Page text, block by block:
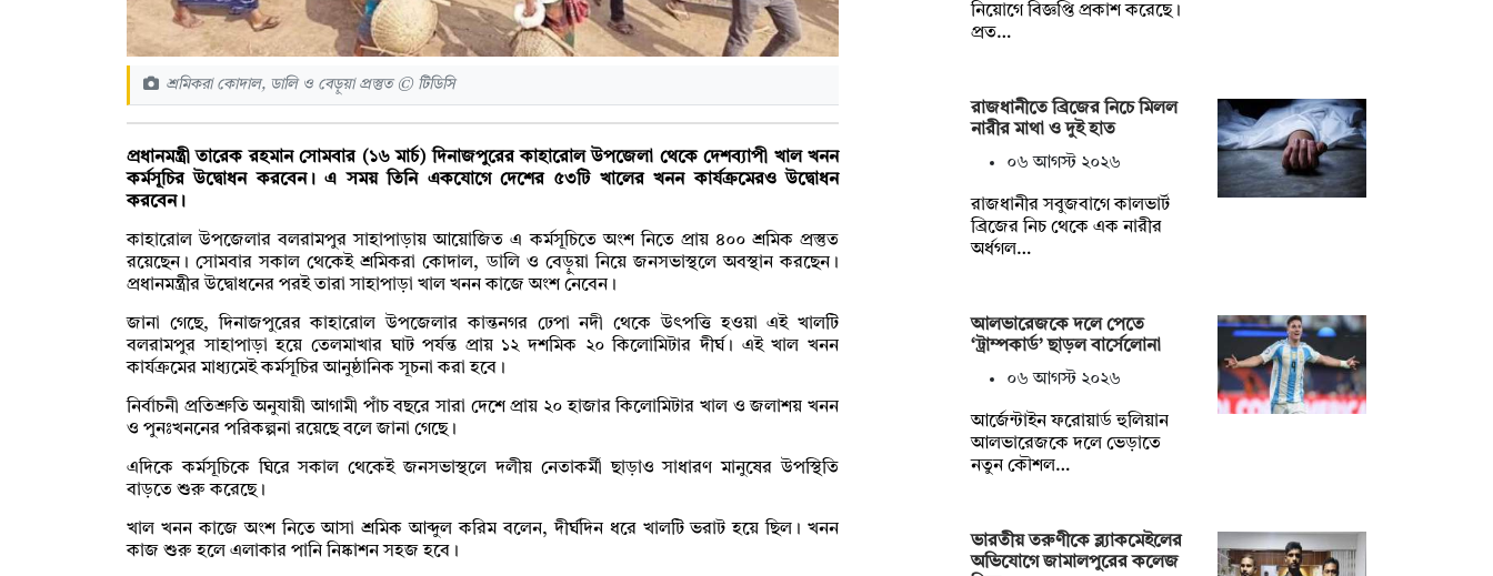
শ্রমিকরা কোদাল, ডালি ও বেড়ুয়া প্রস্তুত © টিডিসি
প্রধানমন্ত্রী তারেক রহমান সোমবার (১৬ মার্চ) দিনাজপুরের কাহারোল উপজেলা থেকে দেশব্যাপী খাল খনন
কর্মসূচির উদ্বোধন করবেন। এ সময় তিনি একযোগে দেশের ৫৩টি খালের খনন কার্যক্রমেরও উদ্বোধন
করবেন।
কাহারোল উপজেলার বলরামপুর সাহাপাড়ায় আয়োজিত এ কর্মসূচিতে অংশ নিতে প্রায় ৪০০ শ্রমিক প্রস্তুত
রয়েছেন। সোমবার সকাল থেকেই শ্রমিকরা কোদাল, ডালি ও বেড়ুয়া নিয়ে জনসভাস্থলে অবস্থান করছেন।
প্রধানমন্ত্রীর উদ্বোধনের পরই তারা সাহাপাড়া খাল খনন কাজে অংশ নেবেন।
জানা গেছে, দিনাজপুরের কাহারোল উপজেলার কান্তনগর ঢেপা নদী থেকে উৎপত্তি হওয়া এই খালটি
বলরামপুর সাহাপাড়া হয়ে তেলমাখার ঘাট পর্যন্ত প্রায় ১২ দশমিক ২০ কিলোমিটার দীর্ঘ। এই খাল খনন
কার্যক্রমের মাধ্যমেই কর্মসূচির আনুষ্ঠানিক সূচনা করা হবে।
নির্বাচনী প্রতিশ্রুতি অনুযায়ী আগামী পাঁচ বছরে সারা দেশে প্রায় ২০ হাজার কিলোমিটার খাল ও জলাশয় খনন
ও পুনঃখননের পরিকল্পনা রয়েছে বলে জানা গেছে।
এদিকে কর্মসূচিকে ঘিরে সকাল থেকেই জনসভাস্থলে দলীয় নেতাকর্মী ছাড়াও সাধারণ মানুষের উপস্থিতি
বাড়তে শুরু করেছে।
খাল খনন কাজে অংশ নিতে আসা শ্রমিক আব্দুল করিম বলেন, দীর্ঘদিন ধরে খালটি ভরাট হয়ে ছিল। খনন
কাজ শুরু হলে এলাকার পানি নিষ্কাশন সহজ হবে।
নিয়োগে বিজ্ঞপ্তি প্রকাশ করেছে।
প্রত…
রাজধানীতে ব্রিজের নিচে মিলল
নারীর মাথা ও দুই হাত
০৬ আগস্ট ২০২৬
রাজধানীর সবুজবাগে কালভার্ট
ব্রিজের নিচ থেকে এক নারীর
অর্ধগল…
আলভারেজকে দলে পেতে
‘ট্রাম্পকার্ড’ ছাড়ল বার্সেলোনা
০৬ আগস্ট ২০২৬
আর্জেন্টাইন ফরোয়ার্ড হুলিয়ান
আলভারেজকে দলে ভেড়াতে
নতুন কৌশল…
ভারতীয় তরুণীকে ব্ল্যাকমেইলের
অভিযোগে জামালপুরের কলেজ